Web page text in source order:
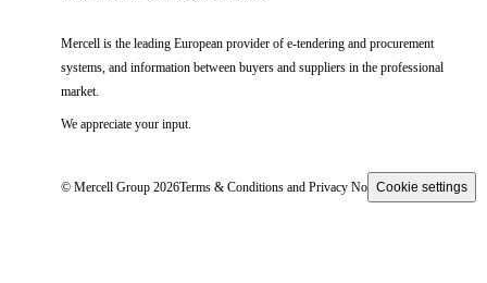
Mercell is the leading European provider of e-tendering and procurement
systems, and information between buyers and suppliers in the professional
market.
We appreciate your input.
© Mercell Group 2026Terms & Conditions and Privacy NoticeCookie settings